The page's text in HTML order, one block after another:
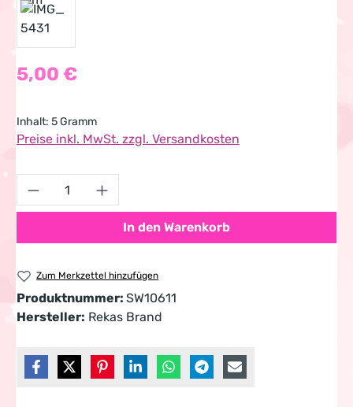
Regulärer Preis:
5,00 €
Inhalt: 5 Gramm
Preise inkl. MwSt. zzgl. Versandkosten
Produkt Anzahl: Gib den gewünschten
In den Warenkorb
Zum Merkzettel hinzufügen
Produktnummer: SW10611
Hersteller: Rekas Brand